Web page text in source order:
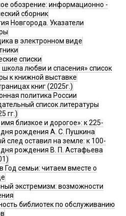
обозрение: информационно -
сборник
Новгорода. Указатели
в электронном виде
списки
любви и спасения» список
к книжной выставке
книг (2025г.)
политика России
список литературы
гг.)
близкое и дорогое»: к 225-
рождения А. С. Пушкина
след оставил на земле: к 100-
рождения В. П. Астафьева
Год семьи: читаем вместе о
экстремизм: возможности
библиотек по обслуживанию